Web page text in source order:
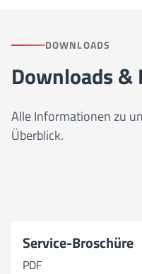
DOWNLOADS
Downloads &
Alle Informationen zu
Überblick.
Service-Broschüre
PDF